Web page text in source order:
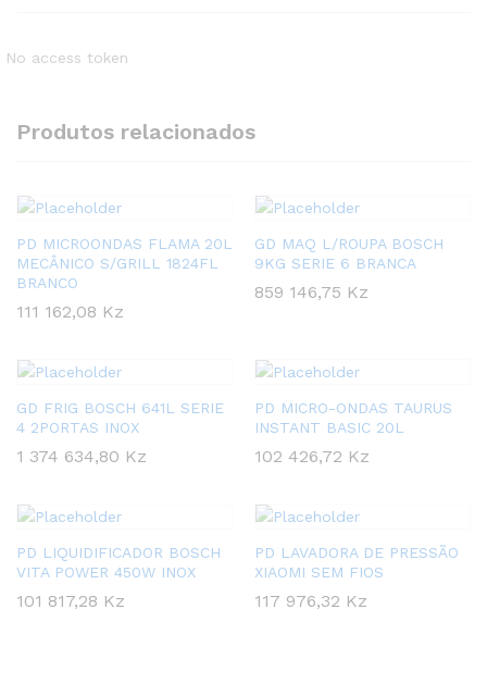
No access token
Produtos relacionados
PD MICROONDAS FLAMA 20L
MECÂNICO S/GRILL 1824FL
BRANCO
111 162,08 Kz
GD MAQ L/ROUPA BOSCH
9KG SERIE 6 BRANCA
859 146,75 Kz
GD FRIG BOSCH 641L SERIE
4 2PORTAS INOX
1 374 634,80 Kz
PD MICRO-ONDAS TAURUS
INSTANT BASIC 20L
102 426,72 Kz
PD LIQUIDIFICADOR BOSCH
VITA POWER 450W INOX
101 817,28 Kz
PD LAVADORA DE PRESSÃO
XIAOMI SEM FIOS
117 976,32 Kz